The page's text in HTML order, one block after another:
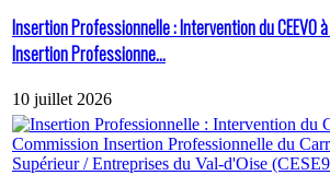
Insertion Professionnelle : Intervention du CEEVO
Insertion Professionne...
10 juillet 2026